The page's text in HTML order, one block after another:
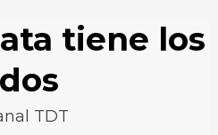
tiene los
TDT